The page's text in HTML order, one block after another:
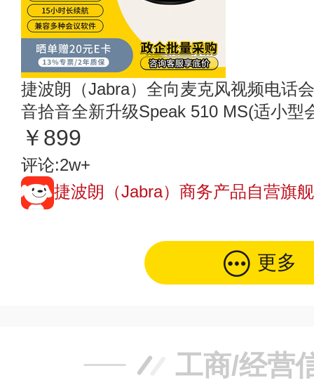
捷波朗（Jabra）全向麦克风视频电话
音拾音全新升级Speak 510 MS(适小型
￥899
评论:2w+
捷波朗（Jabra）商务产品自营旗
更多
工商/经营